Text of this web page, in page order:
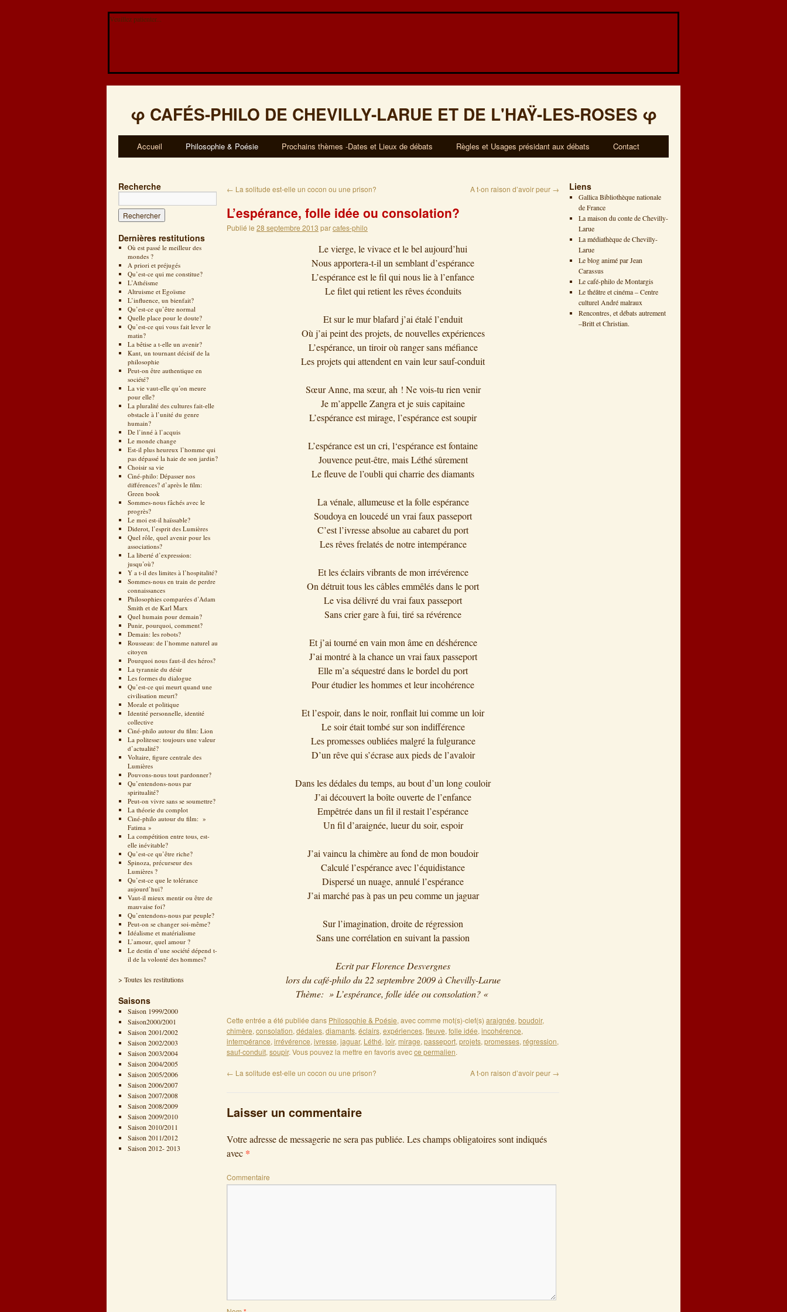
Veuillez patienter...
φ CAFÉS-PHILO DE CHEVILLY-LARUE ET DE L'HAŸ-LES-ROSES φ
Accueil Philosophie & Poésie Prochains thèmes -Dates et Lieux de débats Règles et Usages présidant aux débats Contact
Recherche
Dernières restitutions
Où est passé le meilleur des
mondes ?
A priori et préjugés
Qu’est-ce qui me constitue?
L’Athéisme
Altruisme et Egoïsme
L’influence, un bienfait?
Qu’est-ce qu’être normal
Quelle place pour le doute?
Qu’est-ce qui vous fait lever le
matin?
La bêtise a t-elle un avenir?
Kant, un tournant décisif de la
philosophie
Peut-on être authentique en
société?
La vie vaut-elle qu’on meure
pour elle?
La pluralité des cultures fait-elle
obstacle à l’unité du genre
humain?
De l’inné à l’acquis
Le monde change
Est-il plus heureux l’homme qui
pas dépassé la haie de son jardin?
Choisir sa vie
Ciné-philo: Dépasser nos
différences? d’après le film:
Green book
Sommes-nous fâchés avec le
progrès?
Le moi est-il haïssable?
Diderot, l’esprit des Lumières
Quel rôle, quel avenir pour les
associations?
La liberté d’expression:
jusqu’où?
Y a t-il des limites à l’hospitalité?
Sommes-nous en train de perdre
connaissances
Philosophies comparées d’Adam
Smith et de Karl Marx
Quel humain pour demain?
Punir, pourquoi, comment?
Demain: les robots?
Rousseau: de l’homme naturel au
citoyen
Pourquoi nous faut-il des héros?
La tyrannie du désir
Les formes du dialogue
Qu’est-ce qui meurt quand une
civilisation meurt?
Morale et politique
Identité personnelle, identité
collective
Ciné-philo autour du film: Lion
La politesse: toujours une valeur
d’actualité?
Voltaire, figure centrale des
Lumières
Pouvons-nous tout pardonner?
Qu’entendons-nous par
spiritualité?
Peut-on vivre sans se soumettre?
La théorie du complot
Ciné-philo autour du film: »
Fatima »
La compétition entre tous, est-
elle inévitable?
Qu’est-ce qu’être riche?
Spinoza, précurseur des
Lumières ?
Qu’est-ce que le tolérance
aujourd’hui?
Vaut-il mieux mentir ou être de
mauvaise foi?
Qu’entendons-nous par peuple?
Peut-on se changer soi-même?
Idéalisme et matérialisme
L’amour, quel amour ?
Le destin d’une société dépend t-
il de la volonté des hommes?
> Toutes les restitutions
Saisons
Saison 1999/2000
Saison2000/2001
Saison 2001/2002
Saison 2002/2003
Saison 2003/2004
Saison 2004/2005
Saison 2005/2006
Saison 2006/2007
Saison 2007/2008
Saison 2008/2009
Saison 2009/2010
Saison 2010/2011
Saison 2011/2012
Saison 2012- 2013
← La solitude est-elle un cocon ou une prison? A t-on raison d’avoir peur →
L’espérance, folle idée ou consolation?
Publié le 28 septembre 2013 parcafes-philo
Le vierge, le vivace et le bel aujourd’hui
Nous apportera-t-il un semblant d’espérance
L’espérance est le fil qui nous lie à l’enfance
Le filet qui retient les rêves éconduits
Et sur le mur blafard j’ai étalé l’enduit
Où j’ai peint des projets, de nouvelles expériences
L’espérance, un tiroir où ranger sans méfiance
Les projets qui attendent en vain leur sauf-conduit
Sœur Anne, ma sœur, ah ! Ne vois-tu rien venir
Je m’appelle Zangra et je suis capitaine
L’espérance est mirage, l’espérance est soupir
L’espérance est un cri, l‘espérance est fontaine
Jouvence peut-être, mais Léthé sûrement
Le fleuve de l’oubli qui charrie des diamants
La vénale, allumeuse et la folle espérance
Soudoya en loucedé un vrai faux passeport
C’est l’ivresse absolue au cabaret du port
Les rêves frelatés de notre intempérance
Et les éclairs vibrants de mon irrévérence
On détruit tous les câbles emmêlés dans le port
Le visa délivré du vrai faux passeport
Sans crier gare à fui, tiré sa révérence
Et j’ai tourné en vain mon âme en déshérence
J’ai montré à la chance un vrai faux passeport
Elle m’a séquestré dans le bordel du port
Pour étudier les hommes et leur incohérence
Et l’espoir, dans le noir, ronflait lui comme un loir
Le soir était tombé sur son indifférence
Les promesses oubliées malgré la fulgurance
D’un rêve qui s’écrase aux pieds de l’avaloir
Dans les dédales du temps, au bout d’un long couloir
J’ai découvert la boîte ouverte de l’enfance
Empêtrée dans un fil il restait l’espérance
Un fil d’araignée, lueur du soir, espoir
J’ai vaincu la chimère au fond de mon boudoir
Calculé l’espérance avec l’équidistance
Dispersé un nuage, annulé l’espérance
J’ai marché pas à pas un peu comme un jaguar
Sur l’imagination, droite de régression
Sans une corrélation en suivant la passion
Ecrit par Florence Desvergnes
lors du café-philo du 22 septembre 2009 à Chevilly-Larue
Thème: » L’espérance, folle idée ou consolation? «
Cette entrée a été publiée dans Philosophie & Poésie, avec comme mot(s)-clef(s) araignée, boudoir,
chimère, consolation, dédales, diamants, éclairs, expériences, fleuve, folle idée, incohérence,
intempérance, irrévérence, ivresse, jaguar, Léthé, loir, mirage, passeport, projets, promesses, régression,
sauf-conduit, soupir. Vous pouvez la mettre en favoris avecce permalien.
← La solitude est-elle un cocon ou une prison? A t-on raison d’avoir peur →
Laisser un commentaire
Votre adresse de messagerie ne sera pas publiée. Les champs obligatoires sont indiqués
avec *
Commentaire
Liens
Gallica Bibliothèque nationale
de France
La maison du conte de Chevilly-
Larue
La médiathèque de Chevilly-
Larue
Le blog animé par Jean
Carassus
Le café-philo de Montargis
Le théâtre et cinéma – Centre
culturel André malraux
Rencontres, et débats autrement
–Britt et Christian.